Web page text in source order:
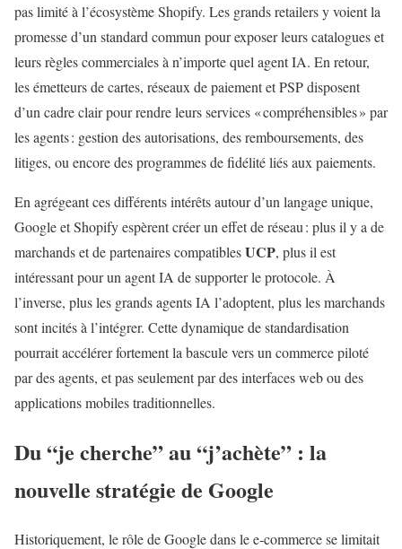
pas limité à l’écosystème Shopify. Les grands retailers y voient la
promesse d’un standard commun pour exposer leurs catalogues et
leurs règles commerciales à n’importe quel agent IA. En retour,
les émetteurs de cartes, réseaux de paiement et PSP disposent
d’un cadre clair pour rendre leurs services « compréhensibles » par
les agents : gestion des autorisations, des remboursements, des
litiges, ou encore des programmes de fidélité liés aux paiements.
En agrégeant ces différents intérêts autour d’un langage unique,
Google et Shopify espèrent créer un effet de réseau : plus il y a de
marchands et de partenaires compatiblesUCP, plus il est
intéressant pour un agent IA de supporter le protocole. À
l’inverse, plus les grands agents IA l’adoptent, plus les marchands
sont incités à l’intégrer. Cette dynamique de standardisation
pourrait accélérer fortement la bascule vers un commerce piloté
par des agents, et pas seulement par des interfaces web ou des
applications mobiles traditionnelles.
Du “je cherche” au “j’achète” : la
nouvelle stratégie de Google
Historiquement, le rôle de Google dans le e‑commerce se limitait